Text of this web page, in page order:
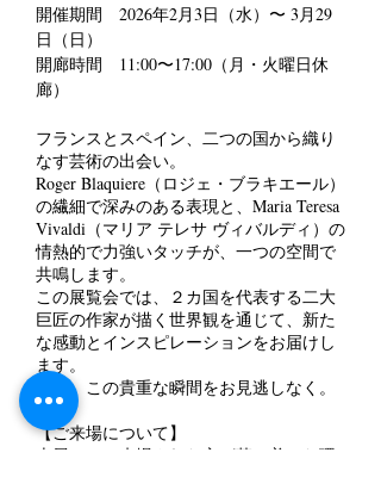
​​​開催期間 2026年2月3日（水）〜 3月29
日（日）
開廊時間 11:00〜17:00（月・火曜日休
廊）
フランスとスペイン、二つの国から織り
なす芸術の出会い。
Roger Blaquiere（ロジェ・ブラキエール）
の繊細で深みのある表現と、Maria Teresa
Vivaldi（マリア テレサ ヴィバルディ）の
情熱的で力強いタッチが、一つの空間で
共鳴します。
この展覧会では、２カ国を代表する二大
巨匠の作家が描く世界観を通じて、新た
な感動とインスピレーションをお届けし
ます。
ぜひ、この貴重な瞬間をお見逃しなく。
【ご来場について】
本展は、ご来場された方が落ち着いた環